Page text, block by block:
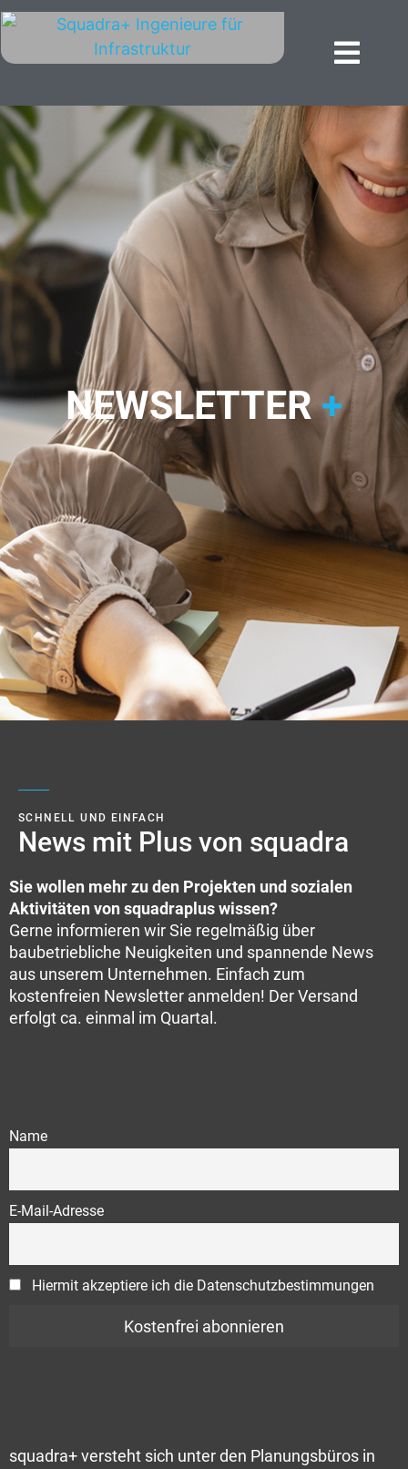
NEWSLETTER+
SCHNELL UND EINFACH
News mit Plus von squadra
Sie wollen mehr zu den Projekten und sozialen
Aktivitäten von squadraplus wissen?
Gerne informieren wir Sie regelmäßig über
baubetriebliche Neuigkeiten und spannende News
aus unserem Unternehmen. Einfach zum
kostenfreien Newsletter anmelden! Der Versand
erfolgt ca. einmal im Quartal.
Name
E-Mail-Adresse
Hiermit akzeptiere ich die Datenschutzbestimmungen
squadra+ versteht sich unter den Planungsbüros in